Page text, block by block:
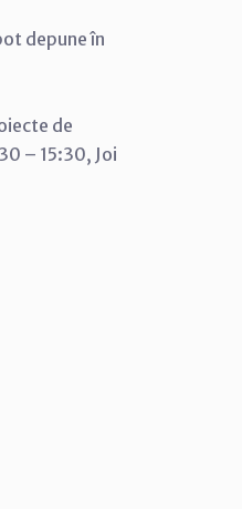
depune în
de
– 15:30, Joi